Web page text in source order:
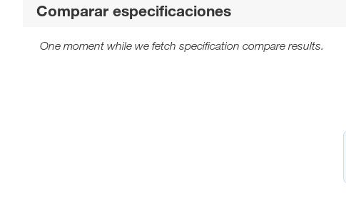
Comparar especificaciones
One moment while we fetch specification compare results.